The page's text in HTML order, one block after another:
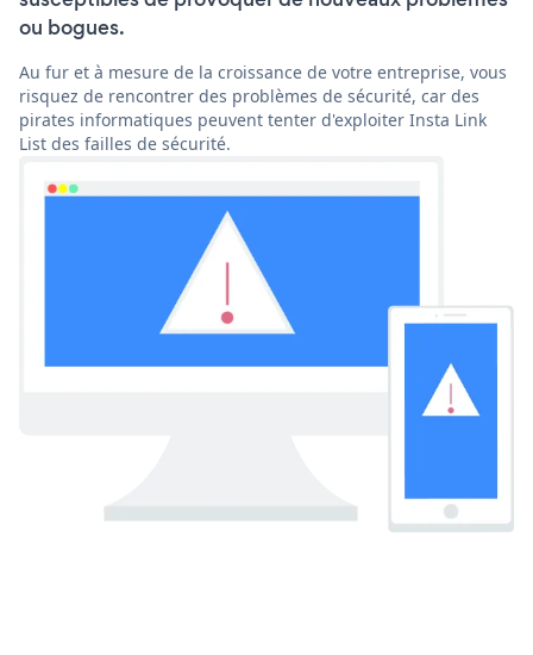
ou bogues.
Au fur et à mesure de la croissance de votre entreprise, vous
risquez de rencontrer des problèmes de sécurité, car des
pirates informatiques peuvent tenter d'exploiter Insta Link
List des failles de sécurité.